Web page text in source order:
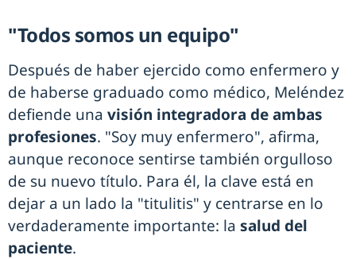
"Todos somos un equipo"
Después de haber ejercido como enfermero y
de haberse graduado como médico, Meléndez
defiende una visión integradora de ambas
profesiones. "Soy muy enfermero", afirma,
aunque reconoce sentirse también orgulloso
de su nuevo título. Para él, la clave está en
dejar a un lado la "titulitis" y centrarse en lo
verdaderamente importante: la salud del
paciente.